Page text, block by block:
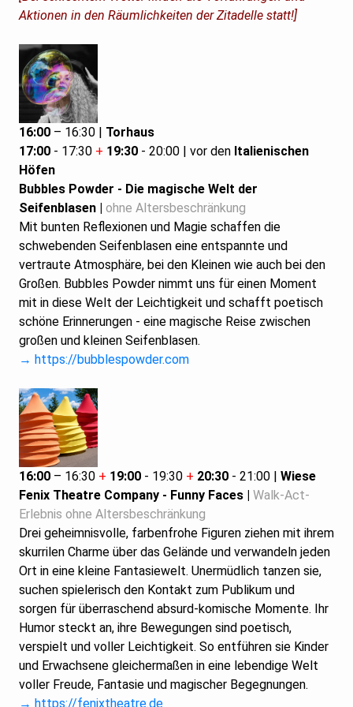
Aktionen in den Räumlichkeiten der Zitadelle statt!]
16:00 – 16:30 | Torhaus
17:00 - 17:30 + 19:30 - 20:00 | vor den Italienischen
Höfen
Bubbles Powder - Die magische Welt der
Seifenblasen | ohne Altersbeschränkung
Mit bunten Reflexionen und Magie schaffen die
schwebenden Seifenblasen eine entspannte und
vertraute Atmosphäre, bei den Kleinen wie auch bei den
Großen. Bubbles Powder nimmt uns für einen Moment
mit in diese Welt der Leichtigkeit und schafft poetisch
schöne Erinnerungen - eine magische Reise zwischen
großen und kleinen Seifenblasen.
→ https://bubblespowder.com
16:00 – 16:30 + 19:00 - 19:30 + 20:30 - 21:00 | Wiese
Fenix Theatre Company - Funny Faces | Walk-Act-
Erlebnis ohne Altersbeschränkung
Drei geheimnisvolle, farbenfrohe Figuren ziehen mit ihrem
skurrilen Charme über das Gelände und verwandeln jeden
Ort in eine kleine Fantasiewelt. Unermüdlich tanzen sie,
suchen spielerisch den Kontakt zum Publikum und
sorgen für überraschend absurd-komische Momente. Ihr
Humor steckt an, ihre Bewegungen sind poetisch,
verspielt und voller Leichtigkeit. So entführen sie Kinder
und Erwachsene gleichermaßen in eine lebendige Welt
voller Freude, Fantasie und magischer Begegnungen.
→ https://fenixtheatre.de